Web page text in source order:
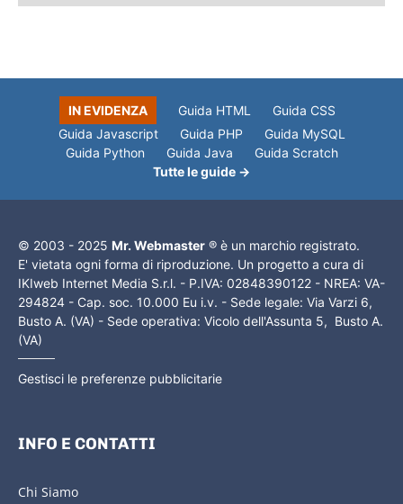
IN EVIDENZA Guida HTML
Guida CSS
Guida Javascript
Guida PHP
Guida MySQL
Guida Python
Guida Java
Guida Scratch
Tutte le guide →
© 2003 - 2025 Mr. Webmaster ® è un marchio registrato.
E' vietata ogni forma di riproduzione. Un progetto a cura di
IKIweb Internet Media S.r.l. - P.IVA: 02848390122 - NREA: VA-
294824 - Cap. soc. 10.000 Eu i.v. - Sede legale: Via Varzi 6,
Busto A. (VA) - Sede operativa: Vicolo dell'Assunta 5, Busto A.
(VA)
Gestisci le preferenze pubblicitarie
INFO E CONTATTI
Chi Siamo